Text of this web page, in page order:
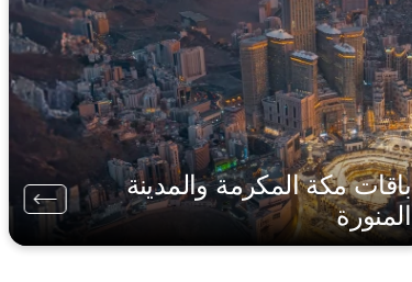
باقات مكة المكرمة والمدينة
المنورة